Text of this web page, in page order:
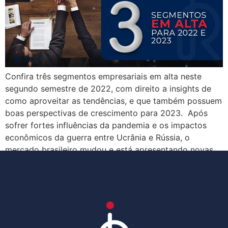
Confira três segmentos empresariais em alta neste
segundo semestre de 2022, com direito a insights de
como aproveitar as tendências, e que também possuem
boas perspectivas de crescimento para 2023. Após
sofrer fortes influências da pandemia e os impactos
econômicos da guerra entre Ucrânia e Rússia, o
mercado brasileiro mudou e está apresentando novas